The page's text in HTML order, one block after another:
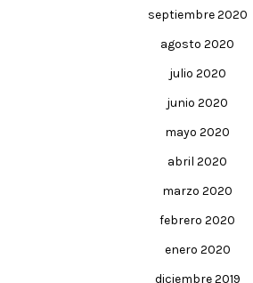
septiembre 2020
agosto 2020
julio 2020
junio 2020
mayo 2020
abril 2020
marzo 2020
febrero 2020
enero 2020
diciembre 2019